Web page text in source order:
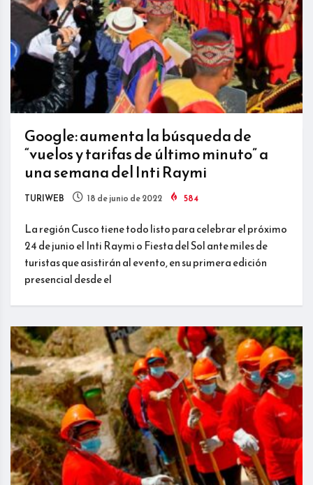
Google: aumenta la búsqueda de
“vuelos y tarifas de último minuto” a
una semana del Inti Raymi
TURIWEB 18 de junio de 2022 584
La región Cusco tiene todo listo para celebrar el próximo
24 de junio el Inti Raymi o Fiesta del Sol ante miles de
turistas que asistirán al evento, en su primera edición
presencial desde el